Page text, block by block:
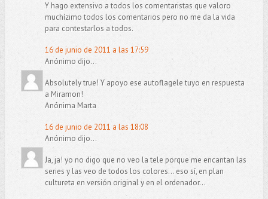
Y hago extensivo a todos los comentaristas que valoro
muchízimo todos los comentarios pero no me da la vida
para contestarlos a todos.
16 de junio de 2011 a las 17:59
Anónimo dijo...
Absolutely true! Y apoyo ese autoflagele tuyo en respuesta
a Miramon!
Anónima Marta
16 de junio de 2011 a las 18:08
Anónimo dijo...
Ja, ja! yo no digo que no veo la tele porque me encantan las
series y las veo de todos los colores... eso sí, en plan
cultureta en versión original y en el ordenador...